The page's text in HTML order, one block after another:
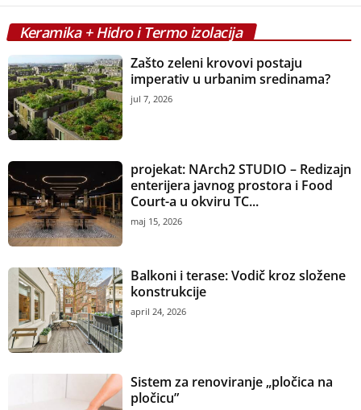
Keramika + Hidro i Termo izolacija
Zašto zeleni krovovi postaju
imperativ u urbanim sredinama?
jul 7, 2026
projekat: NArch2 STUDIO – Redizajn
enterijera javnog prostora i Food
Court-a u okviru TC...
maj 15, 2026
Balkoni i terase: Vodič kroz složene
konstrukcije
april 24, 2026
Sistem za renoviranje „pločica na
pločicu”